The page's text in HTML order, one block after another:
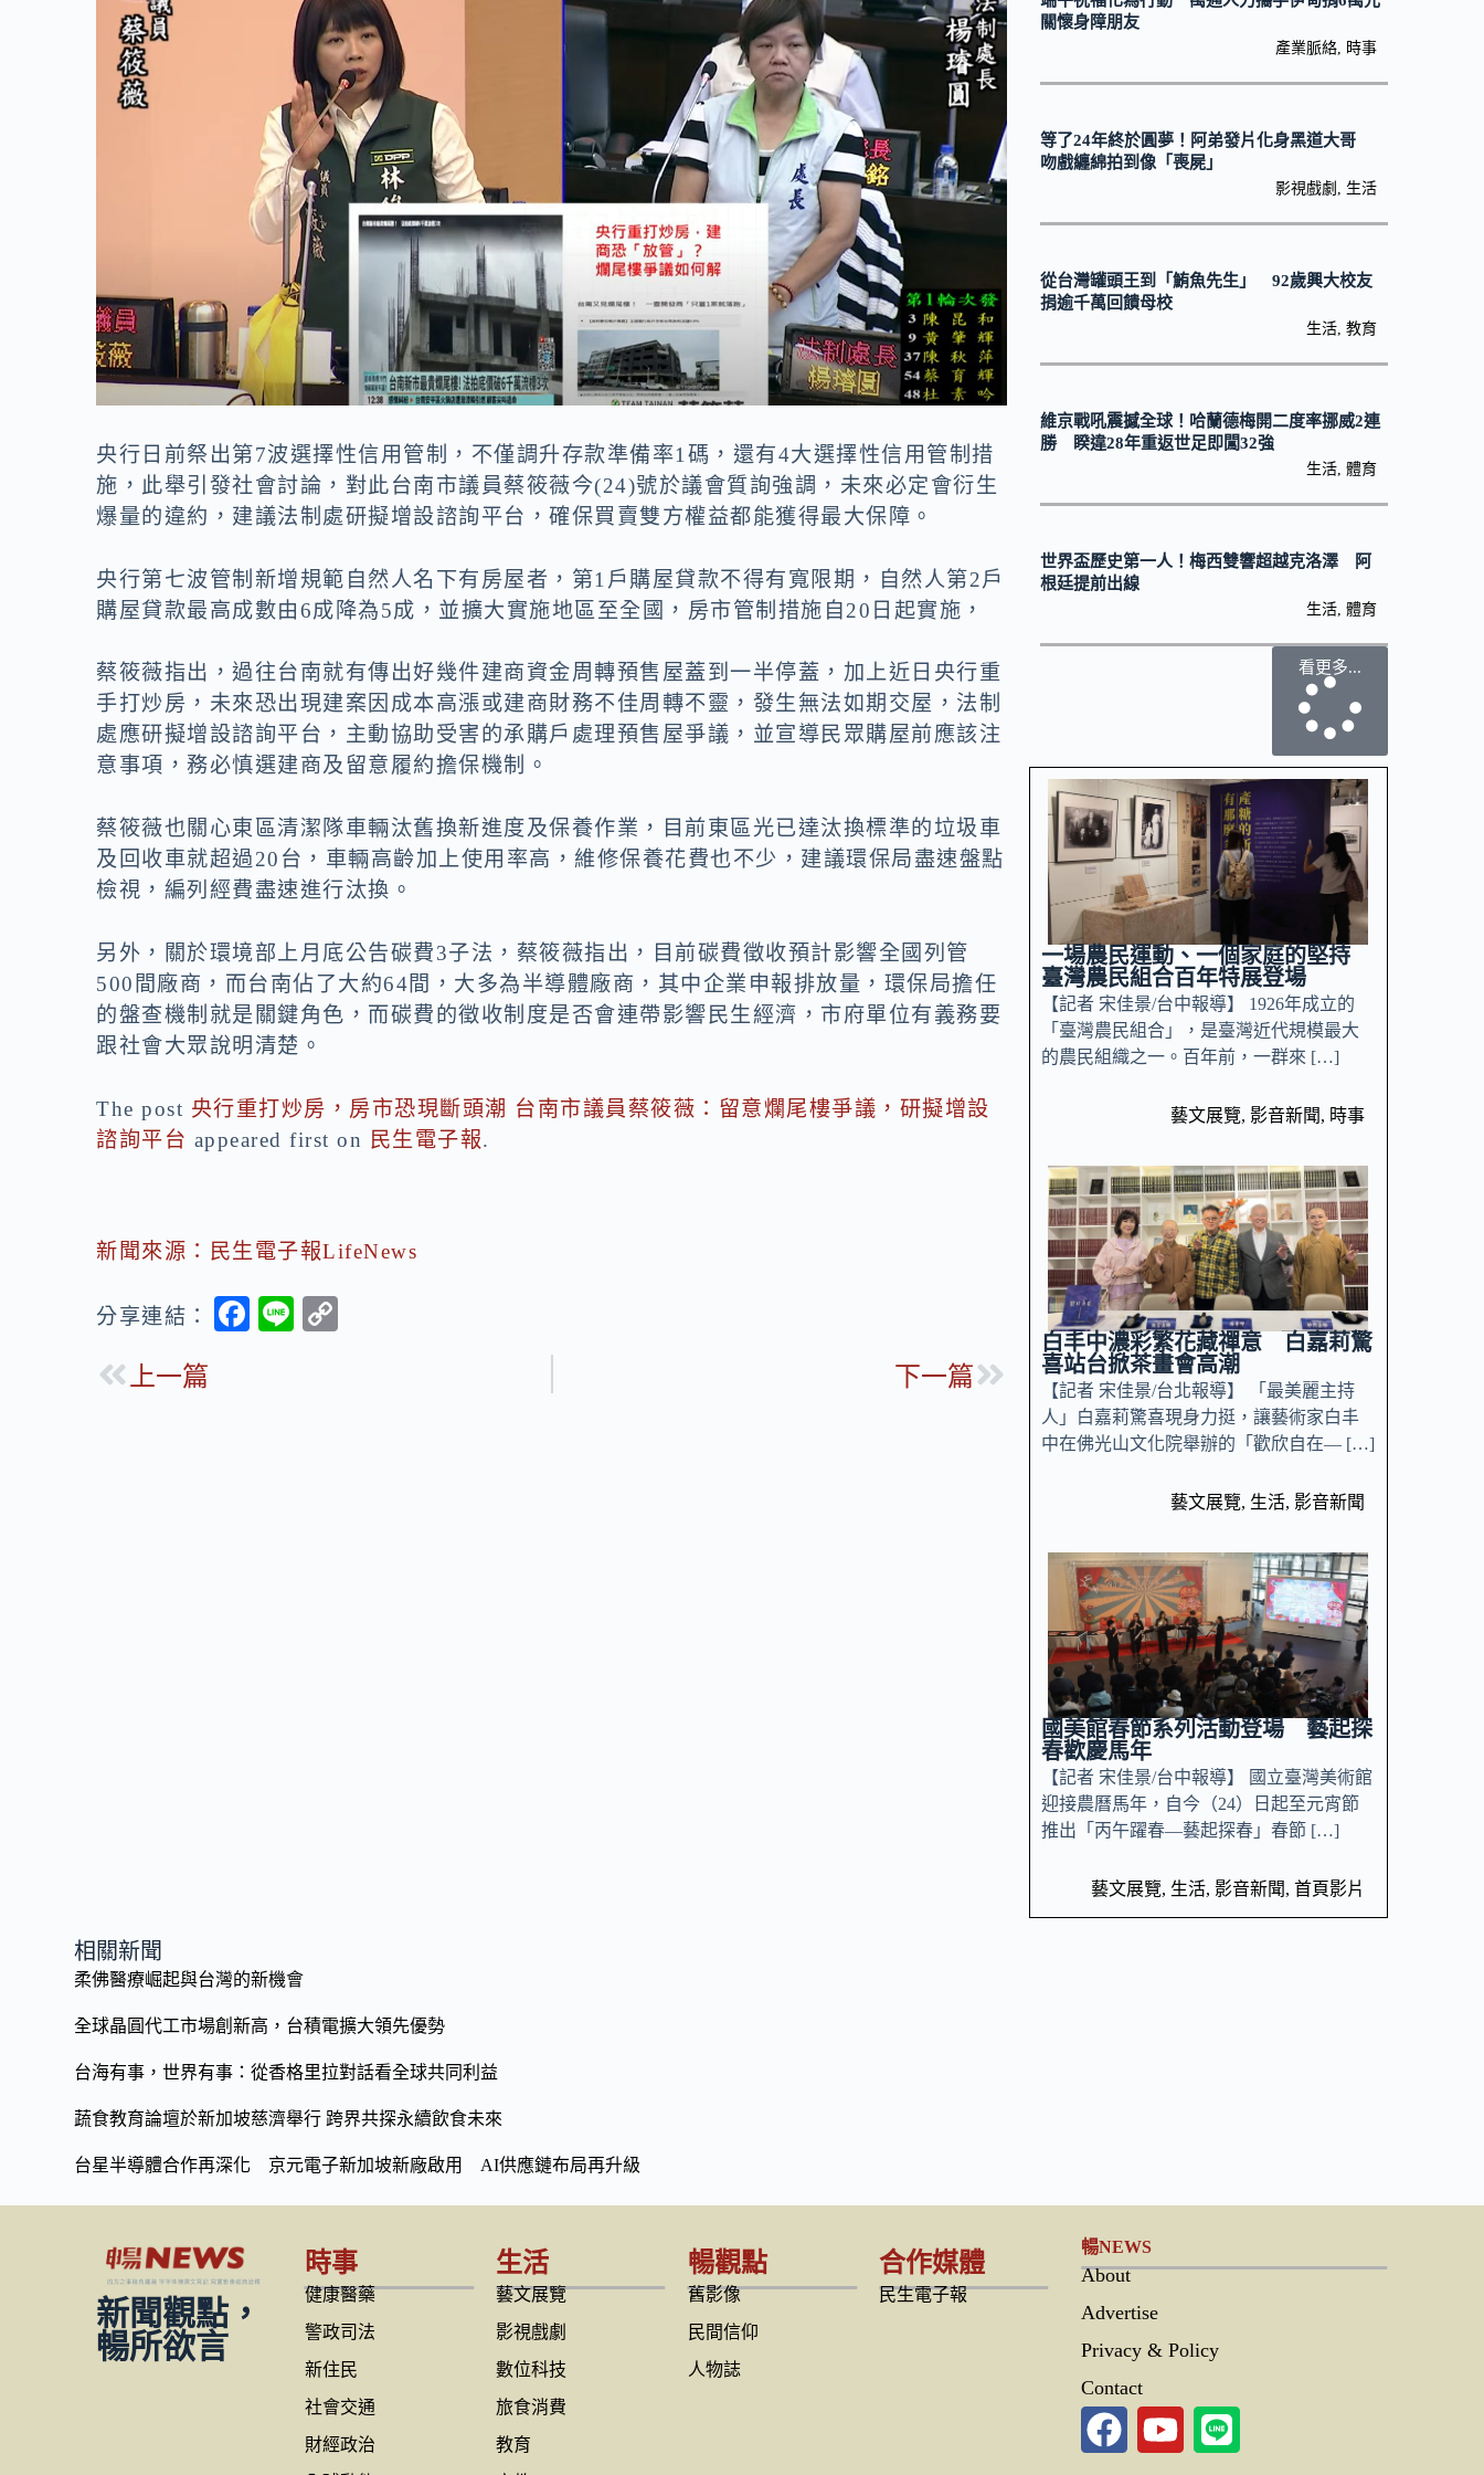
n
k
央行日前祭出第7波選擇性信用管制，不僅調升存款準備率1碼，還有4大選擇性信用管制措
施，此舉引發社會討論，對此台南市議員蔡筱薇今(24)號於議會質詢強調，未來必定會衍生
爆量的違約，建議法制處研擬增設諮詢平台，確保買賣雙方權益都能獲得最大保障。
央行第七波管制新增規範自然人名下有房屋者，第1戶購屋貸款不得有寬限期，自然人第2戶
購屋貸款最高成數由6成降為5成，並擴大實施地區至全國，房市管制措施自20日起實施，
蔡筱薇指出，過往台南就有傳出好幾件建商資金周轉預售屋蓋到一半停蓋，加上近日央行重
手打炒房，未來恐出現建案因成本高漲或建商財務不佳周轉不靈，發生無法如期交屋，法制
處應研擬增設諮詢平台，主動協助受害的承購戶處理預售屋爭議，並宣導民眾購屋前應該注
意事項，務必慎選建商及留意履約擔保機制。
蔡筱薇也關心東區清潔隊車輛汰舊換新進度及保養作業，目前東區光已達汰換標準的垃圾車
及回收車就超過20台，車輛高齡加上使用率高，維修保養花費也不少，建議環保局盡速盤點
檢視，編列經費盡速進行汰換。
另外，關於環境部上月底公告碳費3子法，蔡筱薇指出，目前碳費徵收預計影響全國列管
500間廠商，而台南佔了大約64間，大多為半導體廠商，其中企業申報排放量，環保局擔任
的盤查機制就是關鍵角色，而碳費的徵收制度是否會連帶影響民生經濟，市府單位有義務要
跟社會大眾說明清楚。
The post 央行重打炒房，房市恐現斷頭潮 台南市議員蔡筱薇：留意爛尾樓爭議，研擬增設
諮詢平台 appeared first on 民生電子報.
新聞來源：民生電子報LifeNews
分享連結：
F
Li
上一篇 下一篇
關懷身障朋友
產業脈絡, 時事
等了24年終於圓夢！阿弟發片化身黑道大哥
吻戲纏綿拍到像「喪屍」
影視戲劇 , 生活
從台灣罐頭王到「鮪魚先生」 92歲興大校友
捐逾千萬回饋母校
生活, 教育
維京戰吼震撼全球！哈蘭德梅開二度率挪威2連
勝 睽違28年重返世足即闖32強
生活, 體育
世界盃歷史第一人！梅西雙響超越克洛澤 阿
根廷提前出線
生活, 體育
看更多...
一場農民運動、一個家庭的堅持
臺灣農民組合百年特展登場
【記者 宋佳景/台中報導】 1926年成立的
「臺灣農民組合」，是臺灣近代規模最大
的農民組織之一。百年前，一群來 […]
藝文展覽, 影音新聞, 時事
白丰中濃彩繁花藏禪意 白嘉莉驚
喜站台掀茶畫會高潮
【記者 宋佳景/台北報導】 「最美麗主持
人」白嘉莉驚喜現身力挺，讓藝術家白丰
中在佛光山文化院舉辦的「歡欣自在— […]
藝文展覽, 生活, 影音新聞
國美館春節系列活動登場 藝起探
春歡慶馬年
【記者 宋佳景/台中報導】 國立臺灣美術館
迎接農曆馬年，自今（24）日起至元宵節
推出「丙午躍春—藝起探春」春節 […]
藝文展覽, 生活, 影音新聞, 首頁影片
相關新聞
柔佛醫療崛起與台灣的新機會
全球晶圓代工市場創新高，台積電擴大領先優勢
台海有事，世界有事：從香格里拉對話看全球共同利益
蔬食教育論壇於新加坡慈濟舉行 跨界共探永續飲食未來
台星半導體合作再深化 京元電子新加坡新廠啟用 AI供應鏈布局再升級
新聞觀點，
暢所欲言
時事
健康醫藥
警政司法
新住民
社會交通
財經政治
生活
藝文展覽
影視戲劇
數位科技
旅食消費
教育
暢觀點
舊影像
民間信仰
人物誌
合作媒體
民生電子報
暢NEWS
About
Advertise
Privacy & Policy
Contact